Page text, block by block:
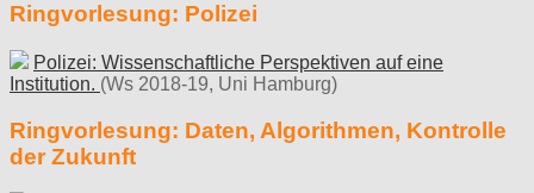
Ringvorlesung: Polizei
Polizei: Wissenschaftliche Perspektiven auf eine
Institution. (Ws 2018-19, Uni Hamburg)
Ringvorlesung: Daten, Algorithmen, Kontrolle
der Zukunft